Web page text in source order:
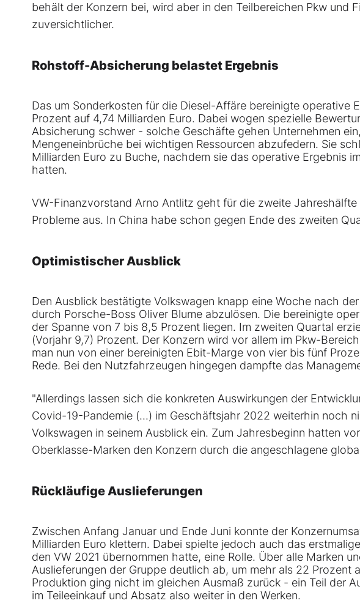
behält der Konzern bei, wird aber in den Teilbereichen Pkw und
zuversichtlicher.
Rohstoff-Absicherung belastet Ergebnis
Das um Sonderkosten für die Diesel-Affäre bereinigte operative
Prozent auf 4,74 Milliarden Euro. Dabei wogen spezielle
Absicherung schwer - solche Geschäfte gehen Unternehmen
Mengeneinbrüche bei wichtigen Ressourcen abzufedern. Sie
Milliarden Euro zu Buche, nachdem sie das operative Ergebnis
hatten.
VW-Finanzvorstand Arno Antlitz geht für die zweite
Probleme aus. In China habe schon gegen Ende des zweiten
Optimistischer Ausblick
Den Ausblick bestätigte Volkswagen knapp eine Woche nach
durch Porsche-Boss Oliver Blume abzulösen. Die bereinigte
der Spanne von 7 bis 8,5 Prozent liegen. Im zweiten Quartal
(Vorjahr 9,7) Prozent. Der Konzern wird vor allem im Pkw-
man nun von einer bereinigten Ebit-Marge von vier bis fünf
Rede. Bei den Nutzfahrzeugen hingegen dampfte das
"Allerdings lassen sich die konkreten Auswirkungen der
Covid-19-Pandemie (...) im Geschäftsjahr 2022 weiterhin noch
Volkswagen in seinem Ausblick ein. Zum Jahresbeginn hatten
Oberklasse-Marken den Konzern durch die angeschlagene
Rückläufige Auslieferungen
Zwischen Anfang Januar und Ende Juni konnte der
Milliarden Euro klettern. Dabei spielte jedoch auch das
den VW 2021 übernommen hatte, eine Rolle. Über alle Marken
Auslieferungen der Gruppe deutlich ab, um mehr als 22 Prozent
Produktion ging nicht im gleichen Ausmaß zurück - ein Teil der
im Teileeinkauf und Absatz also weiter in den Werken.